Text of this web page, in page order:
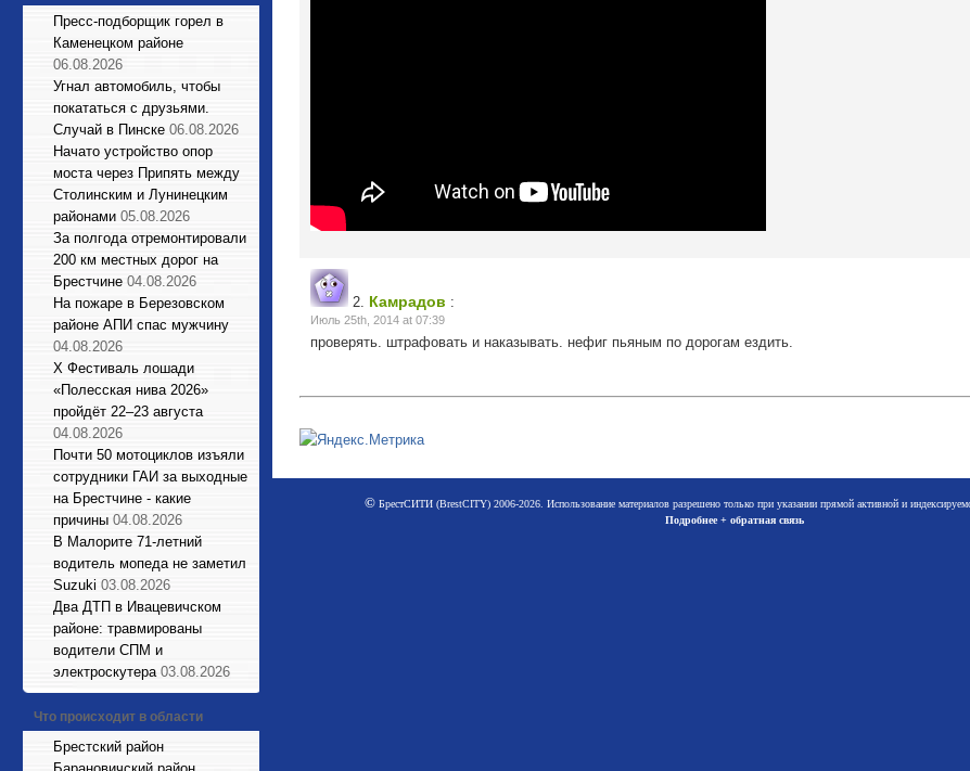
Пресс-подборщик горел в
Каменецком районе
06.08.2026
Угнал автомобиль, чтобы
покататься с друзьями.
Случай в Пинске 06.08.2026
Начато устройство опор
моста через Припять между
Столинским и Лунинецким
районами 05.08.2026
За полгода отремонтировали
200 км местных дорог на
Брестчине 04.08.2026
На пожаре в Березовском
районе АПИ спас мужчину
04.08.2026
X Фестиваль лошади
«Полесская нива 2026»
пройдёт 22–23 августа
04.08.2026
Почти 50 мотоциклов изъяли
сотрудники ГАИ за выходные
на Брестчине - какие
причины 04.08.2026
В Малорите 71-летний
водитель мопеда не заметил
Suzuki 03.08.2026
Два ДТП в Ивацевичском
районе: травмированы
водители СПМ и
электроскутера 03.08.2026
Что происходит в области
Брестский район
2. Камрадов :
Июль 25th, 2014 at 07:39
проверять. штрафовать и наказывать. нефиг пьяным по дорогам ездить.
©БрестСИТИ (BrestCITY) 2006-2026. Использование материалов разрешено только при указании прямой активной и
Подробнее + обратная связь